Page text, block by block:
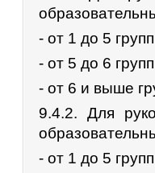
- от 1 до 5
- от 5 до 6
- от 6 и выше
9.4.2. Для
- от 1 до 5